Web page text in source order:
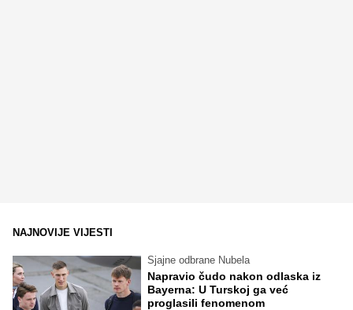
NAJNOVIJE VIJESTI
Sjajne odbrane Nubela
Napravio čudo nakon odlaska iz
Bayerna: U Turskoj ga već
proglasili fenomenom